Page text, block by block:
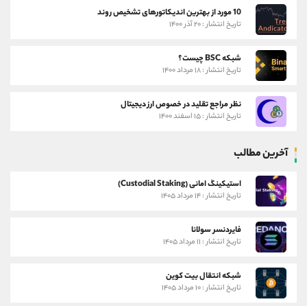
10 مورد از بهترین اندیکاتورهای تشخیص روند
تاریخ انتشار : ۲۰ آذر ۱۴۰۰
شبکه BSC چیست؟
تاریخ انتشار : ۱۸ مرداد ۱۴۰۰
نظر مراجع تقلید در خصوص ارز دیجیتال
تاریخ انتشار : ۱۵ اسفند ۱۴۰۰
آخرین مطالب
استیکینگ امانی (Custodial Staking)
تاریخ انتشار : ۱۴ مرداد ۱۴۰۵
فایردنسر سولانا
تاریخ انتشار : ۱۱ مرداد ۱۴۰۵
شبکه انتقال بیت کوین
تاریخ انتشار : ۱۰ مرداد ۱۴۰۵